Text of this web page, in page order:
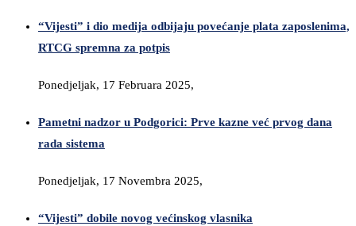
“Vijesti” i dio medija odbijaju povećanje plata zaposlenima,
RTCG spremna za potpis
Ponedjeljak, 17 Februara 2025,
Pametni nadzor u Podgorici: Prve kazne već prvog dana
rada sistema
Ponedjeljak, 17 Novembra 2025,
“Vijesti” dobile novog većinskog vlasnika